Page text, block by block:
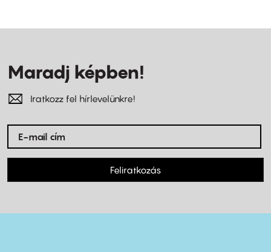
Maradj képben!
Iratkozz fel hírlevelünkre!
Feliratkozás